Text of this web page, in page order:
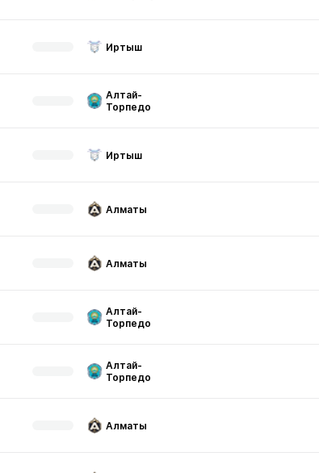
Иртыш
Алтай-
Торпедо
Иртыш
Алматы
Алматы
Алтай-
Торпедо
Алтай-
Торпедо
Алматы